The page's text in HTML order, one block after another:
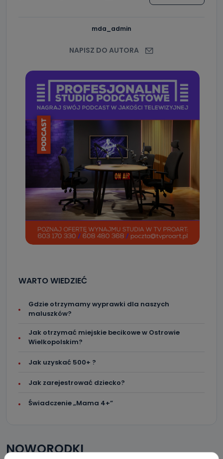
mda_admin
NAPISZ DO AUTORA
WARTO WIEDZIEĆ
Gdzie otrzymamy wyprawki dla naszych
maluszków?
Jak otrzymać miejskie becikowe w Ostrowie
Wielkopolskim?
Jak uzyskać 500+ ?
Jak zarejestrować dziecko?
Świadczenie „Mama 4+”
NOWORODKI